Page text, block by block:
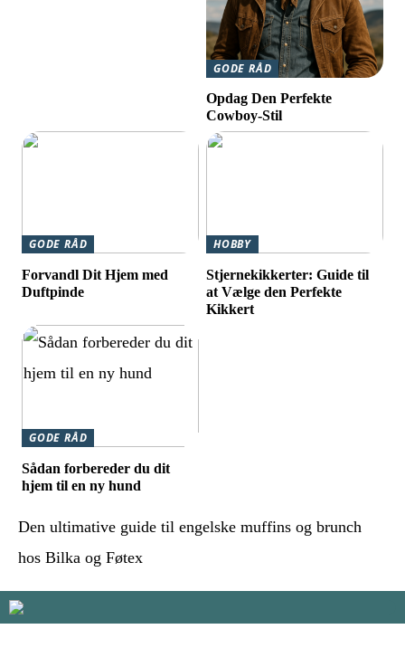
GODE RÅD
Opdag Den Perfekte
Cowboy-Stil
GODE RÅD
Forvandl Dit Hjem med
Duftpinde
HOBBY
Stjernekikkerter: Guide til
at Vælge den Perfekte
Kikkert
GODE RÅD
Sådan forbereder du dit
hjem til en ny hund
Den ultimative guide til engelske muffins og brunch
hos Bilka og Føtex